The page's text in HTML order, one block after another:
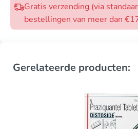
Gratis verzending (via
bestellingen van meer dan
Gerelateerde producten: